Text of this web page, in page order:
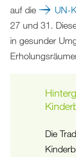
auf die
UN-
27 und 31.
in gesunder
Die